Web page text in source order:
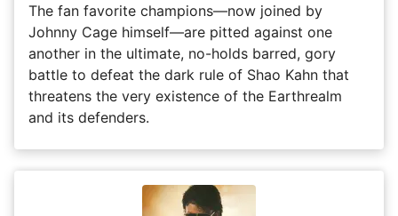
The fan favorite champions—now joined by
Johnny Cage himself—are pitted against one
another in the ultimate, no-holds barred, gory
battle to defeat the dark rule of Shao Kahn that
threatens the very existence of the Earthrealm
and its defenders.